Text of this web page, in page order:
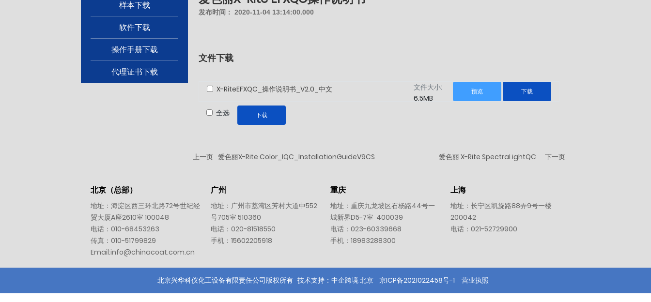
样本下载
软件下载
操作手册下载
代理证书下载
发布时间： 2020-11-04 13:14:00.000
文件下载
X-RiteEFXQC_操作说明书_V2.0_中文
文件大小:
6.5MB
预览 下载
全选 下载
上一页 爱色丽X-Rite Color_IQC_InstallationGuideV9CS 爱色丽 X-Rite SpectraLightQC 下一页
北京（总部）
地址：海淀区西三环北路72号世纪经
贸大厦A座2610室 100048
电话： 010-68453263
传真：010-51799829
Email:info@chinacoat.com.cn
广州
地址：广州市荔湾区芳村大道中552
号705室 510360
电话： 020-81518550
手机： 15602205918
重庆
地址：重庆九龙坡区石杨路44号一
城新界D5-7室 400039
电话： 023-60339668
手机： 18983288300
上海
地址：长宁区凯旋路88弄9号一楼
200042
电话： 021-52729900
北京兴华科仪化工设备有限责任公司版权所有 技术支持：中企跨境 北京 京ICP备2021022458号-1 营业执照